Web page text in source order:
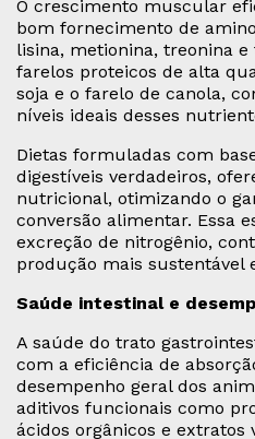
O crescimento muscular
bom fornecimento de
lisina, metionina, treonina
farelos proteicos de alta
soja e o farelo de canola,
níveis ideais desses
Dietas formuladas com
digestíveis verdadeiros,
nutricional, otimizando o
conversão alimentar. Essa
excreção de nitrogênio,
produção mais sustentável
Saúde intestinal e
A saúde do trato
com a eficiência de
desempenho geral dos
aditivos funcionais como
ácidos orgânicos e extratos